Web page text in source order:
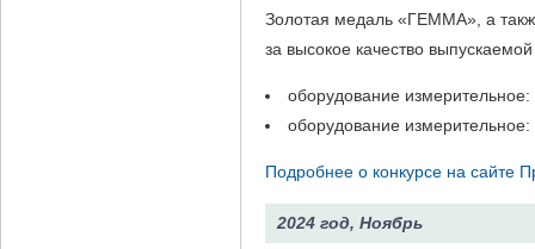
Золотая медаль «ГЕММА», а
за высокое качество
оборудование
оборудование
Подробнее о конкурсе на сайте
2024 год, Ноябрь